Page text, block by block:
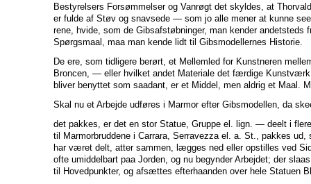
Bestyrelsers Forsømmelser og Vanrøgt det skyldes, at
er fulde af Støv og snavsede — som jo alle mener at kunne
rene, hvide, som de Gibsafstøbninger, man kender andetsteds
Spørgsmaal, maa man kende lidt til Gibsmodellernes Historie.
De ere, som tidligere berørt, et Mellemled for Kunstneren
Broncen, — eller hvilket andet Materiale det færdige
bliver benyttet som saadant, er et Middel, men aldrig et Maal.
Skal nu et Arbejde udføres i Marmor efter Gibsmodellen, da
det pakkes, er det en stor Statue, Gruppe el. lign. — deelt i
til Marmorbruddene i Carrara, Serravezza el. a. St., pakkes
har været delt, atter sammen, lægges ned eller opstilles ved
ofte umiddelbart paa Jorden, og nu begynder Arbejdet; der
til Hovedpunkter, og afsættes efterhaanden over hele Statuen